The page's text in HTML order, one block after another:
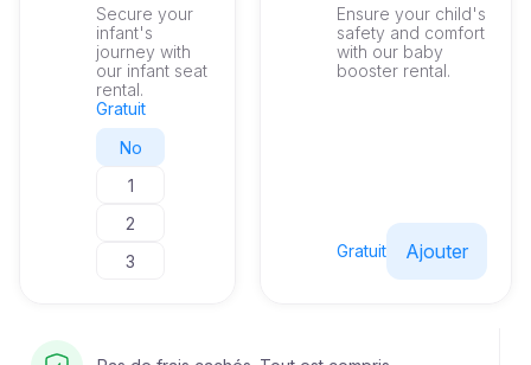
Secure your
infant's
journey with
our infant seat
rental.
Gratuit
No
1
2
3
Ensure your child's
safety and comfort
with our baby
booster rental.
Gratuit Ajouter